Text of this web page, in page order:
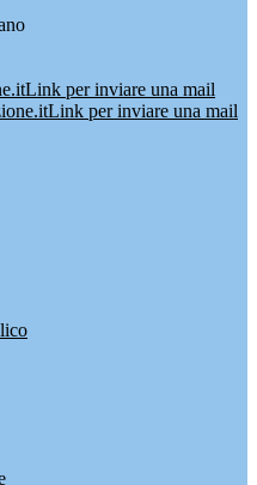
Link per inviare una mail
Link per inviare una mail